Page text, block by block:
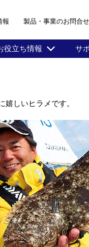
報 製品・事業のお問合せ
役立ち情報 サ
しいヒラメです。